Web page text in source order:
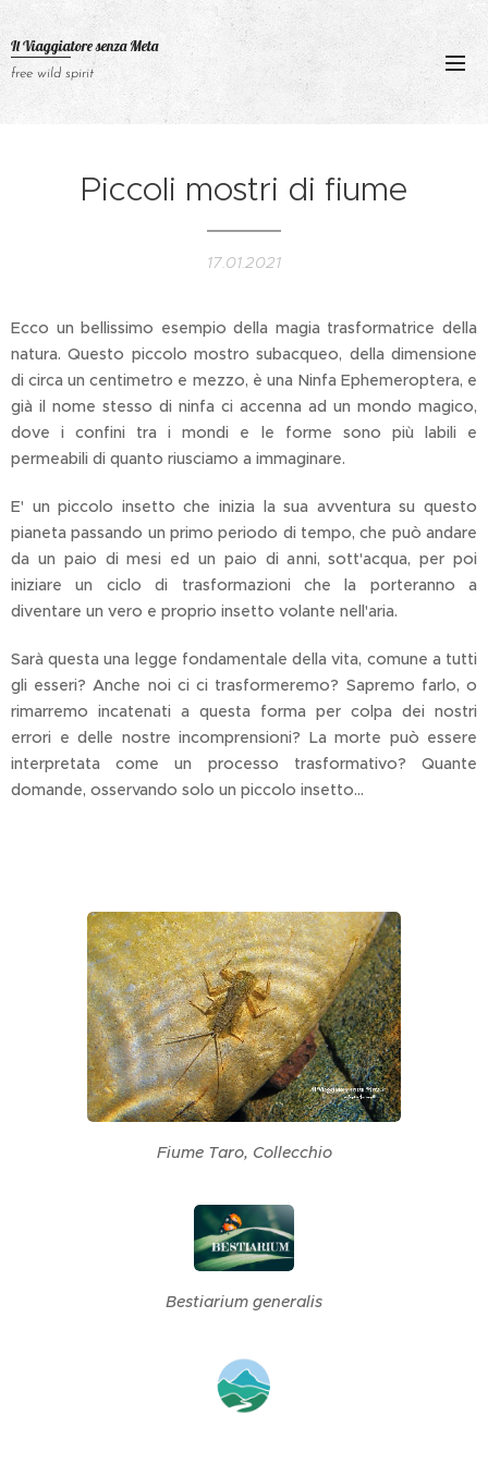
Il Viaggiatore senzaMeta
free wild spirit
Piccoli mostri di fiume
17.01.2021
Ecco un bellissimo esempio della magia trasformatrice della
natura. Questo piccolo mostro subacqueo, della dimensione
di circa un centimetro e mezzo, è una Ninfa Ephemeroptera, e
già il nome stesso di ninfa ci accenna ad un mondo magico,
dove i confini tra i mondi e le forme sono più labili e
permeabili di quanto riusciamo a immaginare.
E' un piccolo insetto che inizia la sua avventura su questo
pianeta passando un primo periodo di tempo, che può andare
da un paio di mesi ed un paio di anni, sott'acqua, per poi
iniziare un ciclo di trasformazioni che la porteranno a
diventare un vero e proprio insetto volante nell'aria.
Sarà questa una legge fondamentale della vita, comune a tutti
gli esseri? Anche noi ci ci trasformeremo? Sapremo farlo, o
rimarremo incatenati a questa forma per colpa dei nostri
errori e delle nostre incomprensioni? La morte può essere
interpretata come un processo trasformativo? Quante
domande, osservando solo un piccolo insetto...
Fiume Taro, Collecchio
Bestiarium generalis